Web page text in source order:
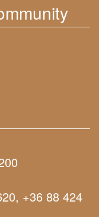
+36 88 424